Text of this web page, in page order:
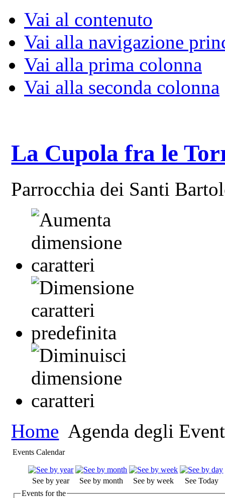
Vai al contenuto
Vai alla navigazione
Vai alla prima colonna
Vai alla seconda colonna
La Cupola fra le
Parrocchia dei Santi
Home Agenda degli
Events Calendar
See by year See by month See by week
See Today
Events for the